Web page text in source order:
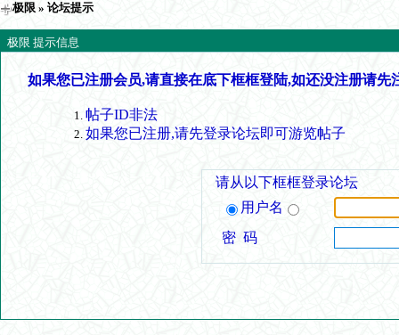
极限 » 论坛提示
极限 提示信息
如果您已注册会员,请直接在底下框框登陆,如还没注册请先
帖子ID非法
如果您已注册,请先登录论坛即可游览帖子
请从以下框框登录论坛
用户名
密 码